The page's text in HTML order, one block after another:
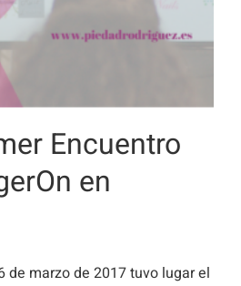
Encuentro
en
de marzo de 2017 tuvo lugar el